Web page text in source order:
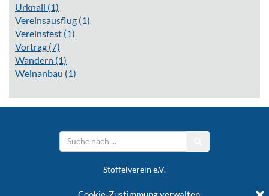
Urknall (1)
Vereinsausflug (1)
Vereinsfest (1)
Vortrag (7)
Wandern (1)
Weinanbau (1)
Stöffelverein e.V.